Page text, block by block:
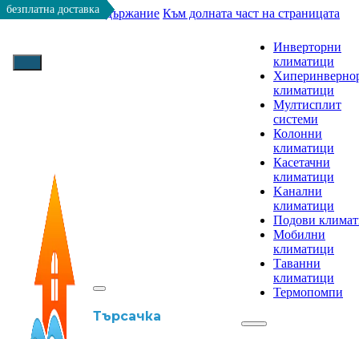
Към основното съдържание Към долната част на страницата
Търсачка
Инверторни
климатици
климатици
Мултисплит
системи
Колонни
климатици
Касетачни
климатици
Kанални
климатици
Подови
Мобилни
климатици
Таванни
климатици
Термопомпи
безплатна доставка
безплатна доставка
безплатна доставка
безплатна доставка
безплатна доставка